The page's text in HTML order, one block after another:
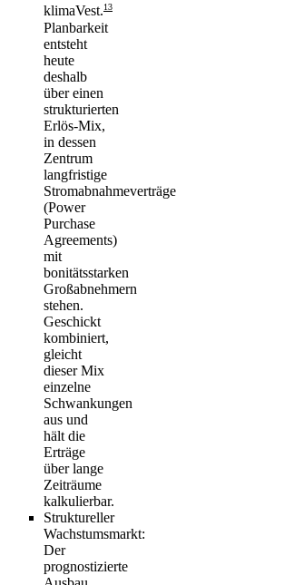
klimaVest.13
Planbarkeit
entsteht
heute
deshalb
über einen
strukturierten
Erlös-Mix,
in dessen
Zentrum
langfristige
Stromabnahmeverträge
(Power
Purchase
Agreements)
mit
bonitätsstarken
Großabnehmern
stehen.
Geschickt
kombiniert,
gleicht
dieser Mix
einzelne
Schwankungen
aus und
hält die
Erträge
über lange
Zeiträume
kalkulierbar.
Struktureller
Wachstumsmarkt:
Der
prognostizierte